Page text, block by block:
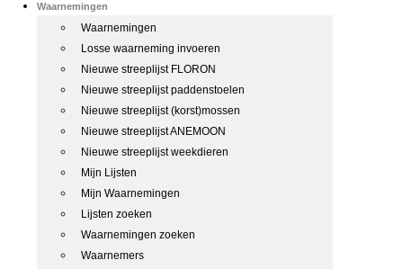
Waarnemingen
Waarnemingen
Losse waarneming invoeren
Nieuwe streeplijst FLORON
Nieuwe streeplijst paddenstoelen
Nieuwe streeplijst (korst)mossen
Nieuwe streeplijst ANEMOON
Nieuwe streeplijst weekdieren
Mijn Lijsten
Mijn Waarnemingen
Lijsten zoeken
Waarnemingen zoeken
Waarnemers